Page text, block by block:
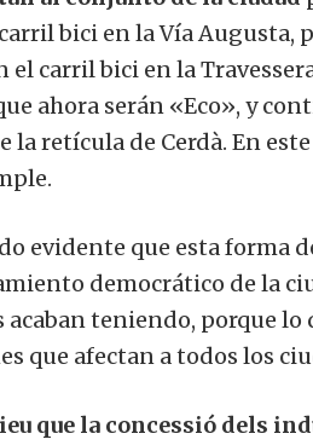
bici en la Vía Augusta,
el carril bici en la
ahora serán «Eco», y
la retícula de Cerdà. En
evidente que esta forma
democrático de la
teniendo, porque lo
que afectan a todos los
que la concessió dels